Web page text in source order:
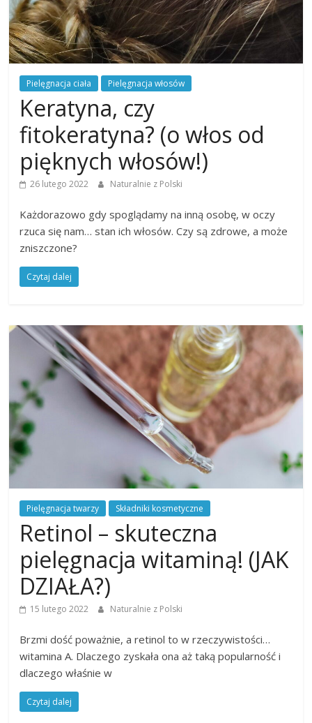
Pielęgnacja ciała Pielęgnacja włosów
Keratyna, czy
fitokeratyna? (o włos od
pięknych włosów!)
26 lutego 2022 Naturalnie z Polski
Każdorazowo gdy spoglądamy na inną osobę, w oczy
rzuca się nam… stan ich włosów. Czy są zdrowe, a może
zniszczone?
Czytaj dalej
Pielęgnacja twarzy Składniki kosmetyczne
Retinol – skuteczna
pielęgnacja witaminą! (JAK
DZIAŁA?)
15 lutego 2022 Naturalnie z Polski
Brzmi dość poważnie, a retinol to w rzeczywistości…
witamina A. Dlaczego zyskała ona aż taką popularność i
dlaczego właśnie w
Czytaj dalej